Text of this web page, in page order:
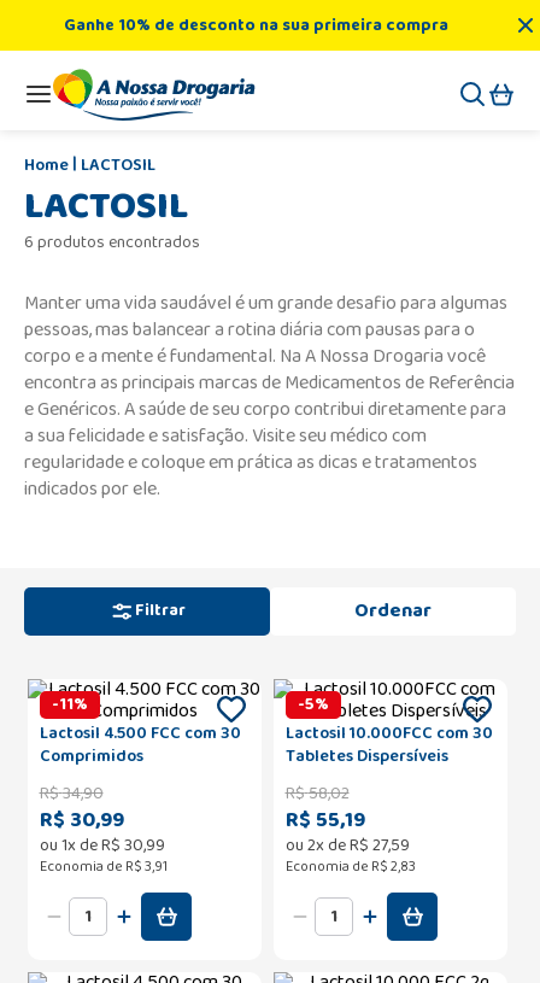
Ganhe 10% de desconto na sua primeira compra
LACTOSIL
LACTOSIL
6 produtos encontrados
Manter uma vida saudável é um grande desafio para algumas
pessoas, mas balancear a rotina diária com pausas para o
corpo e a mente é fundamental. Na A Nossa Drogaria você
encontra as principais marcas de Medicamentos de Referência
e Genéricos. A saúde de seu corpo contribui diretamente para
a sua felicidade e satisfação. Visite seu médico com
regularidade e coloque em prática as dicas e tratamentos
indicados por ele.
Filtrar
-11%
Lactosil 4.500 FCC com 30
Comprimidos
R$34,90
R$ 30,99
ou1x deR$30,99
Economia de R$ 3,91
-5%
Lactosil 10.000FCC com 30
Tabletes Dispersíveis
R$58,02
R$ 55,19
ou2x deR$27,59
Economia de R$ 2,83